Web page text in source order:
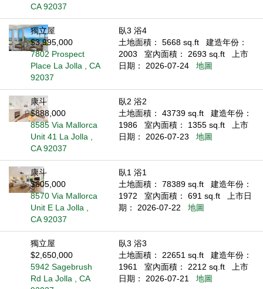
CA 92037
獨立屋
$3,995,000
7802 Prospect
Place La Jolla , CA
92037
臥3 浴4
土地面積： 5668 sq.ft
建造年份：
2003
室內面積： 2693 sq.ft
上市
日期： 2026-07-24
地圖
康斗
$888,000
8585 Via Mallorca
Unit 41 La Jolla ,
CA 92037
臥2 浴2
土地面積： 43739 sq.ft
建造年份：
1986
室內面積： 1355 sq.ft
上市
日期： 2026-07-23
地圖
康斗
$605,000
8570 Via Mallorca
Unit E La Jolla ,
CA 92037
臥1 浴1
土地面積： 78389 sq.ft
建造年份：
1972
室內面積： 691 sq.ft
上市日
期： 2026-07-22
地圖
獨立屋
$2,650,000
5942 Sagebrush
Rd La Jolla , CA
臥3 浴3
土地面積： 22651 sq.ft
建造年份：
1961
室內面積： 2212 sq.ft
上市
日期： 2026-07-21
地圖